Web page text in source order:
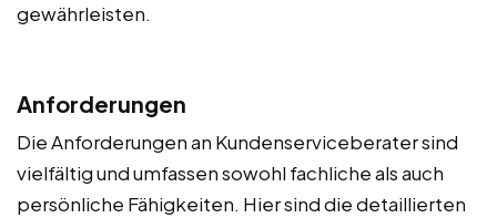
gewährleisten.
Anforderungen
Die Anforderungen an Kundenserviceberater sind
vielfältig und umfassen sowohl fachliche als auch
persönliche Fähigkeiten. Hier sind die detaillierten